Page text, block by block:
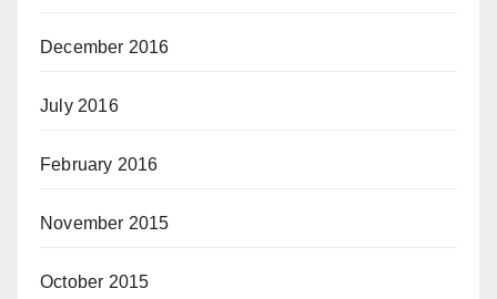
December 2016
July 2016
February 2016
November 2015
October 2015